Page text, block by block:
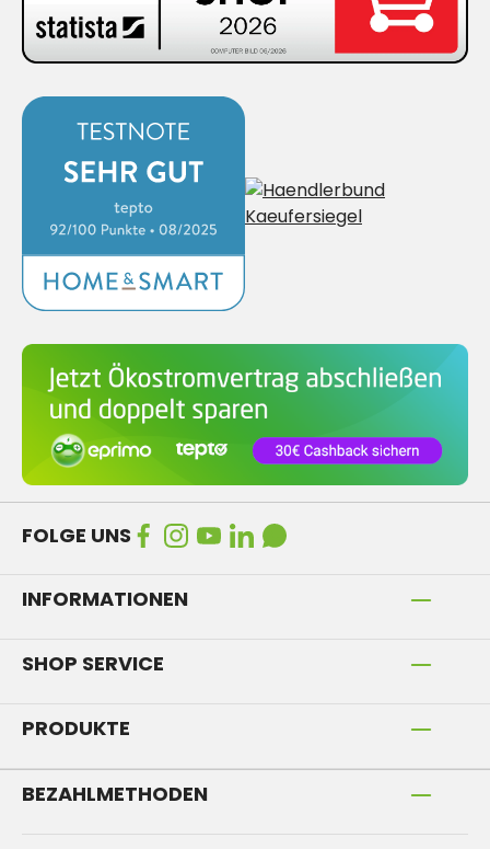
FOLGE UNS
INFORMATIONEN
SHOP SERVICE
PRODUKTE
BEZAHLMETHODEN